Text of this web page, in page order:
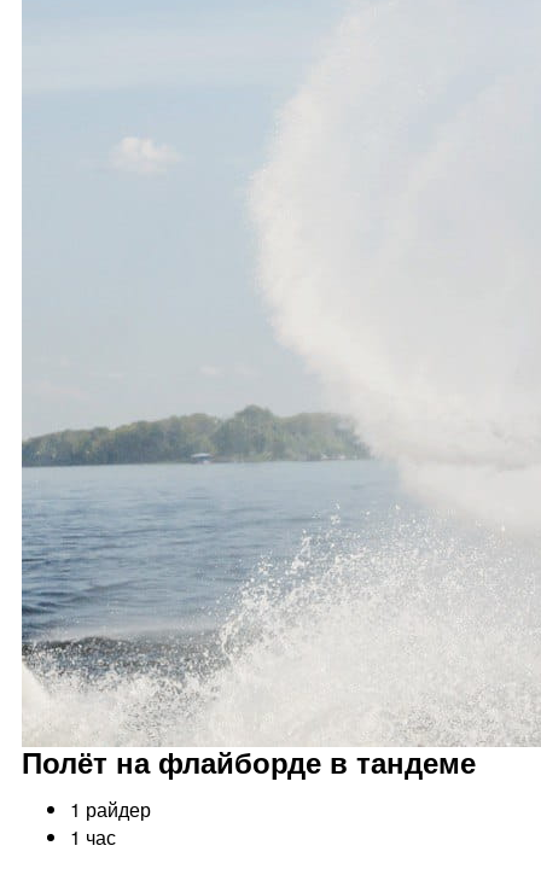
Полёт на флайборде в тандеме
1 райдер
1 час